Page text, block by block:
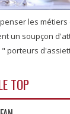
les
un soupçon
" porteurs
TOP